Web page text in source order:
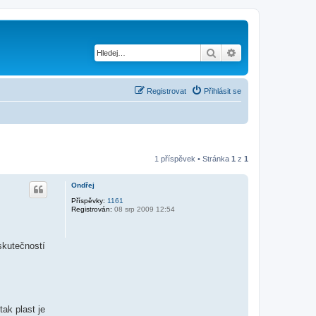
Hledat
Přihlásit se
Registrovat
1 příspěvek • Stránka 1 z 1
Ondřej
Příspěvky: 1161
Registrován: 08 srp 2009 12:54
plast je